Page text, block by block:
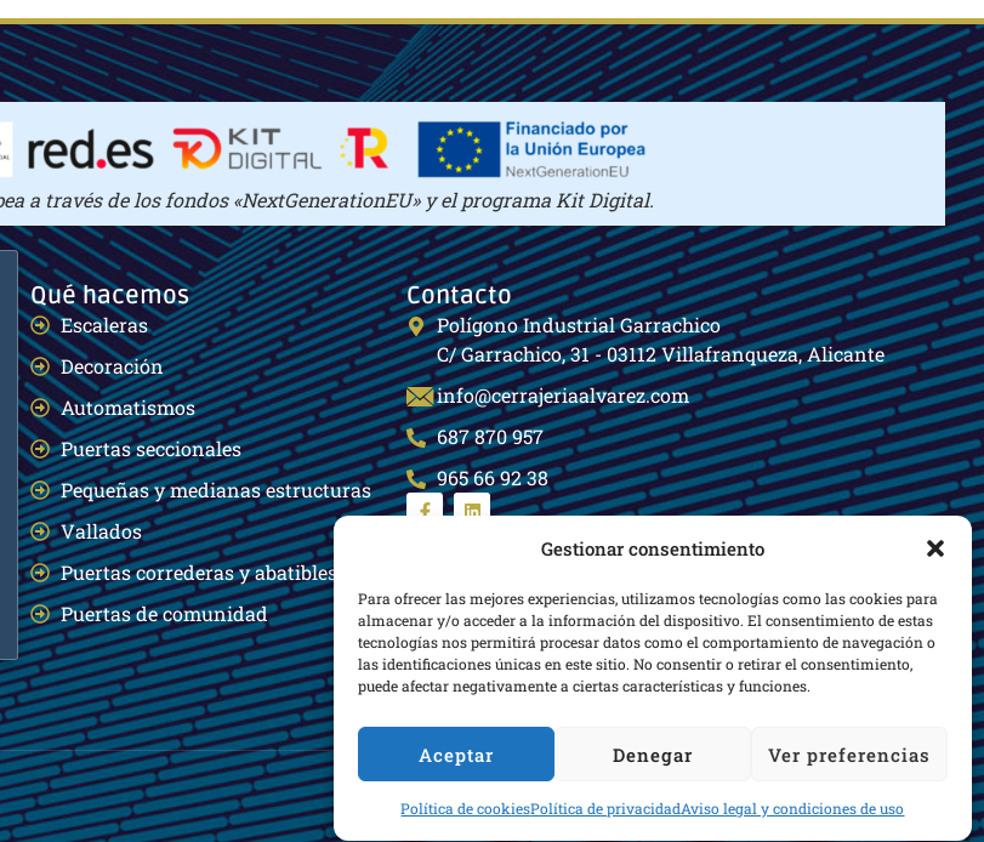
Gestionar consentimiento
Para ofrecer las mejores experiencias, utilizamos tecnologías como las cookies para
almacenar y/o acceder a la información del dispositivo. El consentimiento de estas
tecnologías nos permitirá procesar datos como el comportamiento de navegación o
las identificaciones únicas en este sitio. No consentir o retirar el consentimiento,
puede afectar negativamente a ciertas características y funciones.
Aceptar Denegar Ver preferencias
Política de cookiesPolítica de privacidadAviso legal y condiciones de uso
a través de los fondos «NextGenerationEU» y el programa Kit Digital.
Qué hacemos
Escaleras
Decoración
Automatismos
Puertas seccionales
Pequeñas y medianas estructuras
Vallados
Puertas correderas y abatibles
Puertas de comunidad
Contacto
Polígono Industrial Garrachico
C/ Garrachico, 31 - 03112 Villafranqueza, Alicante
info@cerrajeriaalvarez.com
687 870 957
965 66 92 38